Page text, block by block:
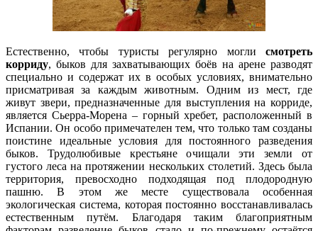
Естественно, чтобы туристы регулярно могли смотреть
корриду, быков для захватывающих боёв на арене разводят
специально и содержат их в особых условиях, внимательно
присматривая за каждым животным. Одним из мест, где
живут звери, предназначенные для выступления на корриде,
является Сьерра-Морена – горный хребет, расположенный в
Испании. Он особо примечателен тем, что только там созданы
поистине идеальные условия для постоянного разведения
быков. Трудолюбивые крестьяне очищали эти земли от
густого леса на протяжении нескольких столетий. Здесь была
территория, превосходно подходящая под плодородную
пашню. В этом же месте существовала особенная
экологическая система, которая постоянно восстанавливалась
естественным путём. Благодаря таким благоприятным